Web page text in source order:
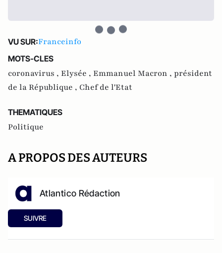
VU SUR:Franceinfo
MOTS-CLES
coronavirus , Elysée , Emmanuel Macron , président
de la République , Chef de l'Etat
THEMATIQUES
Politique
A PROPOS DES AUTEURS
Atlantico Rédaction
SUIVRE